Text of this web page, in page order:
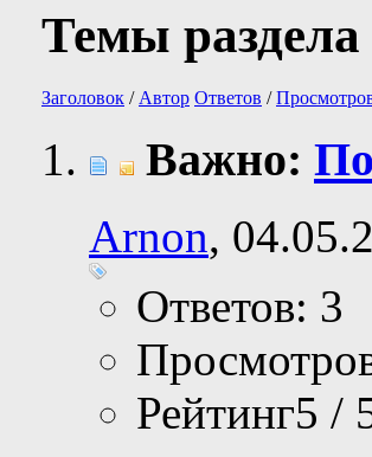
Темы раздела
Заголовок / Автор Ответов /
Важно:
Arnon,
Ответов: 3
Рейтинг5 /